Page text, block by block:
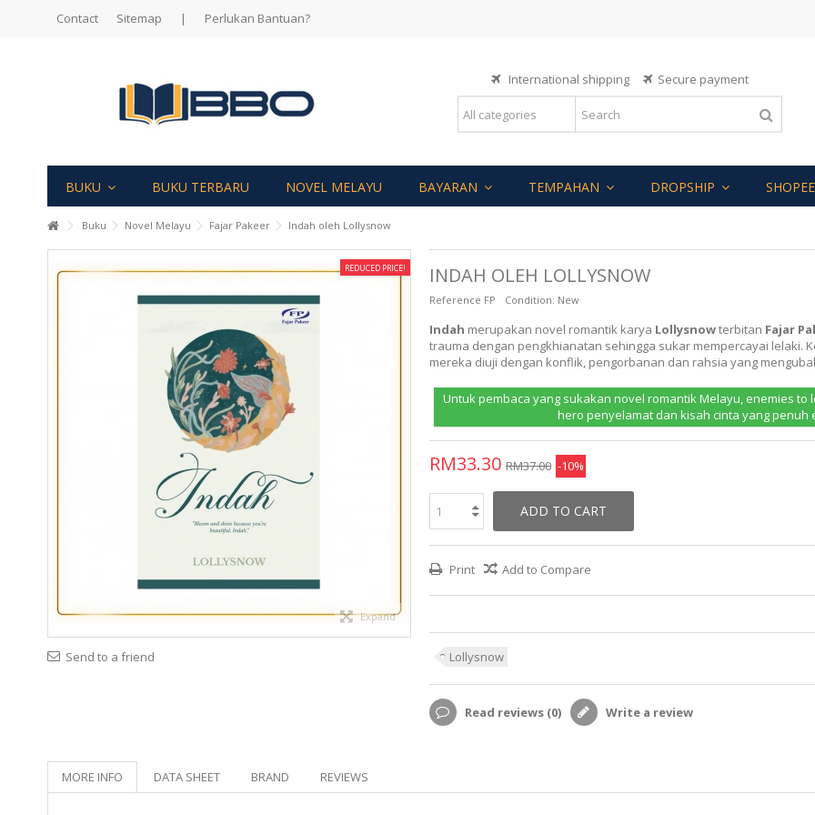
Contact Sitemap | Perlukan Bantuan?
International shipping Secure payment
BUKU BUKU TERBARU NOVEL MELAYU BAYARAN TEMPAHAN DROPSHIP SHOPEE
Buku Novel Melayu Fajar Pakeer Indah oleh Lollysnow
REDUCED PRICE!
Expand
Send to a friend
INDAH OLEH LOLLYSNOW
Reference FP Condition: New
Indah merupakan novel romantik karya Lollysnowterbitan Fajar
trauma dengan pengkhianatan sehingga sukar mempercayai lelaki.
mereka diuji dengan konflik, pengorbanan dan rahsia yang
Untuk pembaca yang sukakan novel romantik Melayu, enemies
hero penyelamat dan kisah cinta yang
RM33.30 RM37.00 -10%
ADD TO CART
Print Add to Compare
Lollysnow
Read reviews (0) Write a review
MORE INFO DATA SHEET BRAND REVIEWS